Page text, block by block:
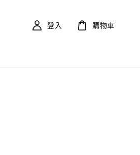
登入 購物車